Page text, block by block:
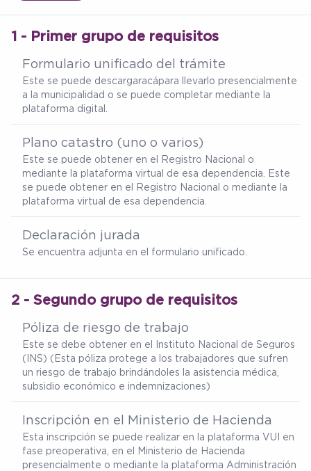
1 - Primer grupo de requisitos
Formulario unificado del trámite
Este se puede descargaracápara llevarlo presencialmente
a la municipalidad o se puede completar mediante la
plataforma digital.
Plano catastro (uno o varios)
Este se puede obtener en el Registro Nacional o
mediante la plataforma virtual de esa dependencia. Este
se puede obtener en el Registro Nacional o mediante la
plataforma virtual de esa dependencia.
Declaración jurada
Se encuentra adjunta en el formulario unificado.
2 - Segundo grupo de requisitos
Póliza de riesgo de trabajo
Este se debe obtener en el Instituto Nacional de Seguros
(INS) (Esta póliza protege a los trabajadores que sufren
un riesgo de trabajo brindándoles la asistencia médica,
subsidio económico e indemnizaciones)
Inscripción en el Ministerio de Hacienda
Esta inscripción se puede realizar en la plataforma VUI en
fase preoperativa, en el Ministerio de Hacienda
presencialmente o mediante la plataforma Administración